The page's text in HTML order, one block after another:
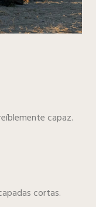
capaz.
cortas.